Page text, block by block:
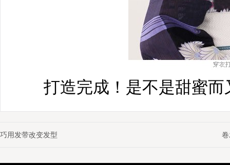
打造完成！是不是甜蜜而
巧用发带改变发型